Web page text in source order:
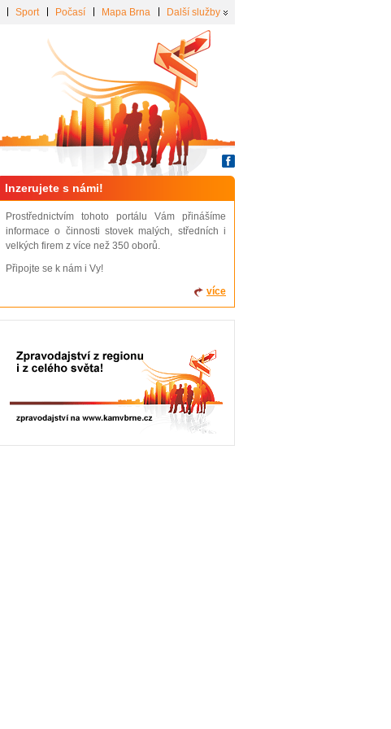
Další služby
Mapa Brna
Počasí
Sport
Inzerujete s námi!
Prostřednictvím tohoto portálu Vám přinášíme
informace o činnosti stovek malých, středních i
velkých firem z více než 350 oborů.
Připojte se k nám i Vy!
více